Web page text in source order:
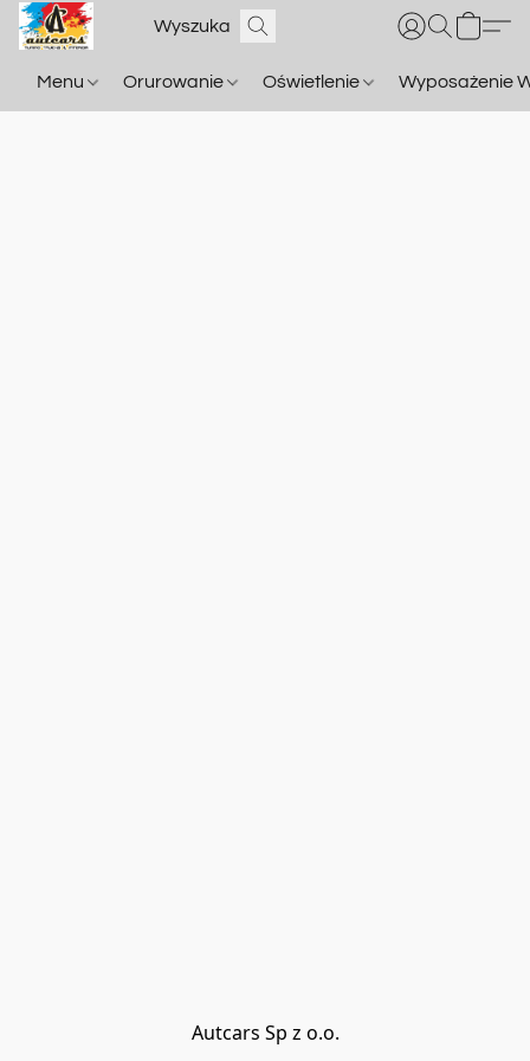
Menu Orurowanie Oświetlenie Wyposażenie
Autcars Sp z o.o.